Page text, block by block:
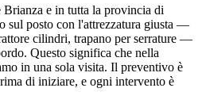
e in tutta la provincia di
sul posto con l'attrezzatura giusta —
cilindri, trapano per serrature —
Questo significa che nella
in una sola visita. Il preventivo è
di iniziare, e ogni intervento è